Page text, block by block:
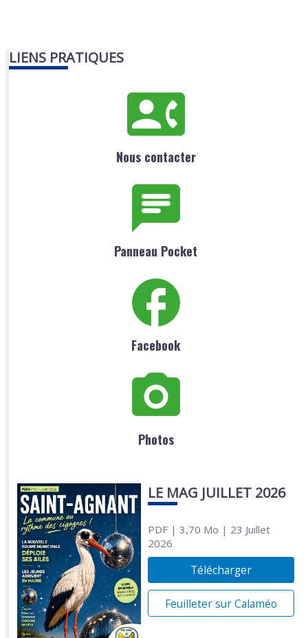
LIENS PRATIQUES
Nous contacter
Panneau Pocket
Facebook
Photos
LE MAG JUILLET 2026
PDF| 3,70 Mo | 23 Juillet
2026
Télécharger
Feuilleter sur Calaméo